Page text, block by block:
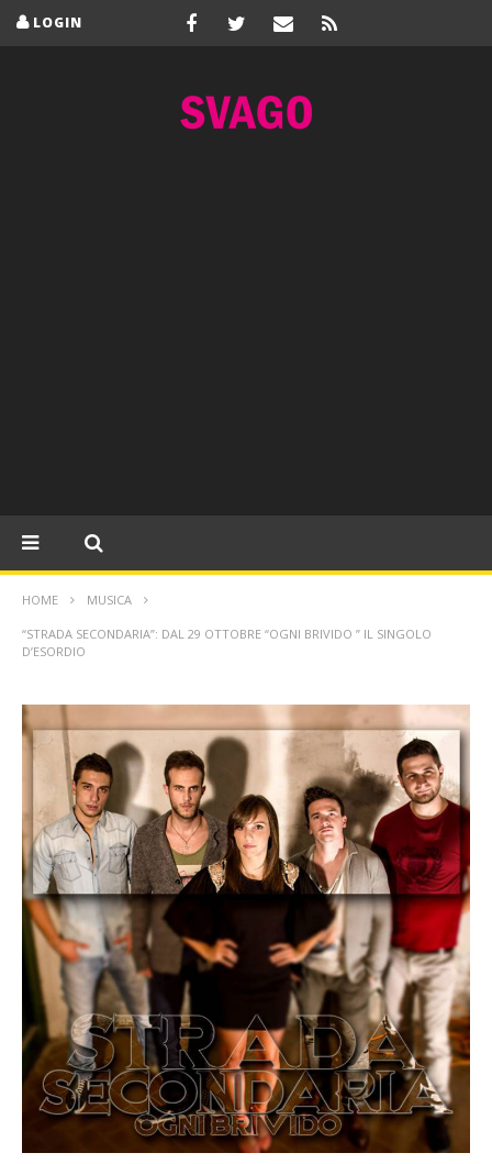
LOGIN
HOME MUSICA
“STRADA SECONDARIA”: DAL 29 OTTOBRE “OGNI BRIVIDO ” IL SINGOLO
D’ESORDIO